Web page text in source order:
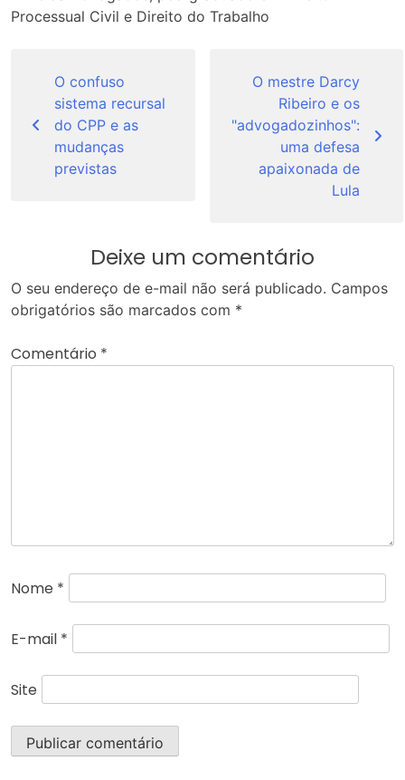
Processual Civil e Direito do Trabalho
Post
O confuso
sistema recursal
do CPP e as
mudanças
previstas
O mestre Darcy
Ribeiro e os
"advogadozinhos":
uma defesa
apaixonada de
Lula
Deixe um comentário
O seu endereço de e-mail não será publicado. Campos
obrigatórios são marcados com *
Comentário *
Nome *
E-mail *
Site